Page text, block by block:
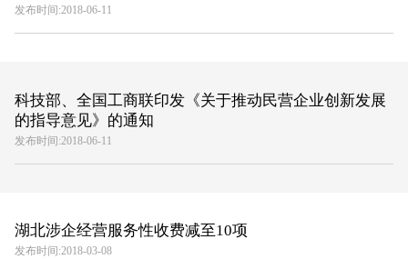
发布时间:2018-06-11
科技部、全国工商联印发《关于推动民营企业创新发展
的指导意见》的通知
发布时间:2018-06-11
湖北涉企经营服务性收费减至10项
发布时间:2018-03-08